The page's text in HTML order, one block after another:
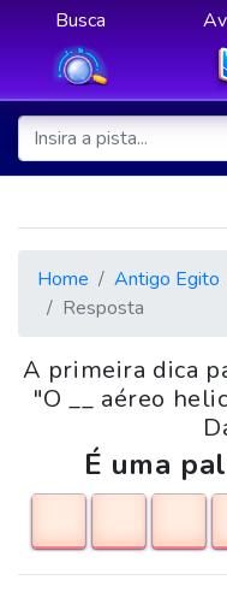
Busca
Home Antigo Egito
Resposta
A primeira dica
"O __ aéreo
É uma